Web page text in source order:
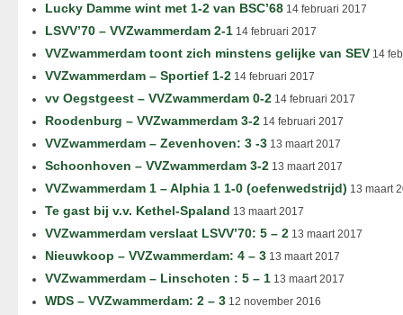
Lucky Damme wint met 1-2 van BSC’68 14 februari 2017
LSVV’70 – VVZwammerdam 2-1 14 februari 2017
VVZwammerdam toont zich minstens gelijke van SEV 14
VVZwammerdam – Sportief 1-2 14 februari 2017
vv Oegstgeest – VVZwammerdam 0-2 14 februari 2017
Roodenburg – VVZwammerdam 3-2 14 februari 2017
VVZwammerdam – Zevenhoven: 3 -3 13 maart 2017
Schoonhoven – VVZwammerdam 3-2 13 maart 2017
VVZwammerdam 1 – Alphia 1 1-0 (oefenwedstrijd) 13 maart
Te gast bij v.v. Kethel-Spaland 13 maart 2017
VVZwammerdam verslaat LSVV’70: 5 – 2 13 maart 2017
Nieuwkoop – VVZwammerdam: 4 – 3 13 maart 2017
VVZwammerdam – Linschoten : 5 – 1 13 maart 2017
WDS – VVZwammerdam: 2 – 3 12 november 2016